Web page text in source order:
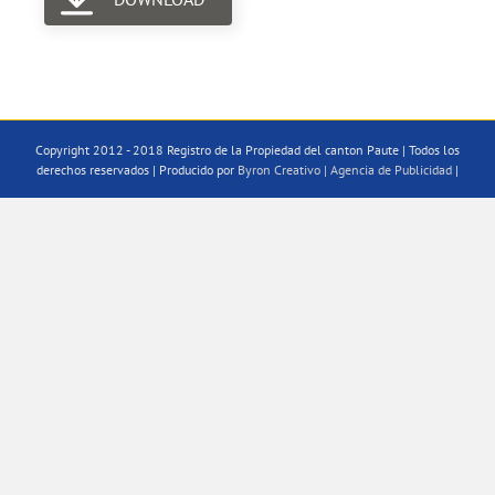
Copyright 2012 - 2018 Registro de la Propiedad del canton Paute | Todos los
derechos reservados | Producido por Byron Creativo | Agencia de Publicidad |